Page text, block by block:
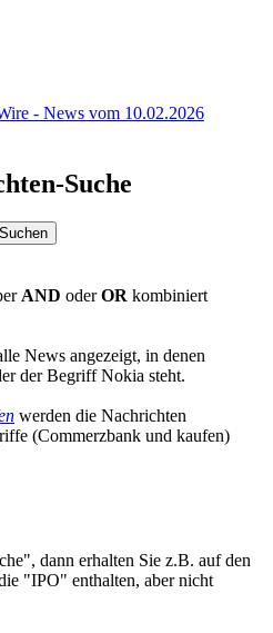
- News vom 10.02.2026
Suche
Suchen
AND oderOR kombiniert
News angezeigt, in denen
der Begriff Nokia steht.
werden die Nachrichten
(Commerzbank und kaufen)
dann erhalten Sie z.B. auf den
"IPO" enthalten, aber nicht